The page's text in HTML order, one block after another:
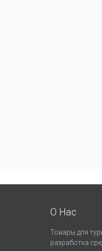
О Нас
Товары для
разработка